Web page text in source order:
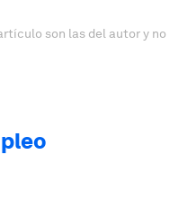
son las del autor y no